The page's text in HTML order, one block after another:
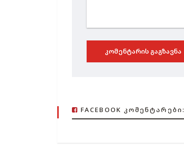
ᲙᲝᲛᲔᲜᲢᲐᲠᲘᲡ ᲒᲐᲒᲖᲐᲕᲜᲐ
FACEBOOK ᲙᲝᲛᲔᲜᲢᲐᲠᲔᲑᲘ: